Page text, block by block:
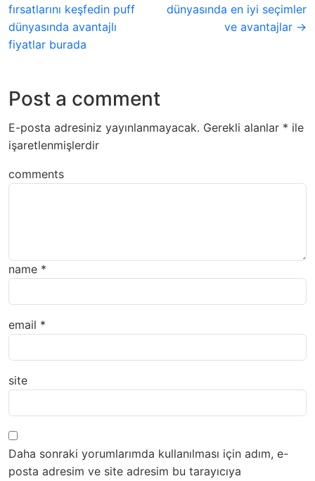
fırsatlarını keşfedin puff
dünyasında avantajlı
fiyatlar burada
dünyasında en iyi seçimler
ve avantajlar →
Post a comment
E-posta adresiniz yayınlanmayacak. Gerekli alanlar * ile
işaretlenmişlerdir
comments
name *
email *
site
Daha sonraki yorumlarımda kullanılması için adım, e-
posta adresim ve site adresim bu tarayıcıya